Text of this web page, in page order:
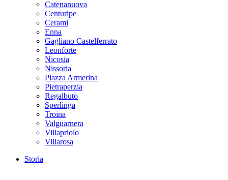
Catenanuova
Centuripe
Cerami
Enna
Gagliano Castelferrato
Leonforte
Nicosia
Nissoria
Piazza Armerina
Pietraperzia
Regalbuto
Sperlinga
Troina
Valguarnera
Villapriolo
Villarosa
Storia